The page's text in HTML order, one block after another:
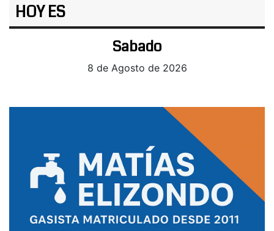
HOY ES
Sabado
8 de Agosto de 2026